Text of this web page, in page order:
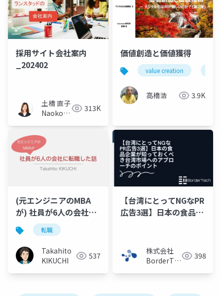
採用サイト会社案内
_202402
土橋 直子
Naoko
313K
価値創造と価値獲得
value creation
高橋浩 3.9K
(元エンジニアのMBA
が) 社員が6人の会社に
転職した話
(IPPP2022@2022.08.10
転職
Takahito
KIKUCHI
537
【台湾にとってNGなPR
広告3選】日本の食品企
のポイント株式会社
BorderTech（ボ398